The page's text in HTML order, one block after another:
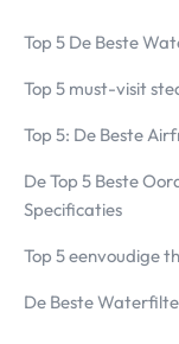
Top 5 De Beste
Top 5 must-visit
Top 5: De Beste
De Top 5 Beste
Specificaties
Top 5 eenvoudige
De Beste